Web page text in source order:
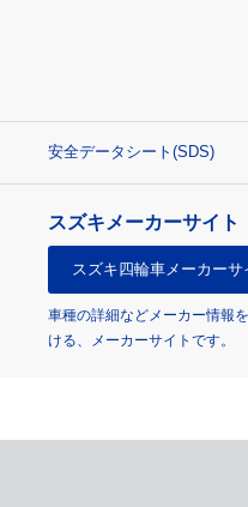
安全データシート(SDS)
スズキメーカーサイト
スズキ四輪車メーカーサ
車種の詳細などメーカー情報
ける、メーカーサイトです。